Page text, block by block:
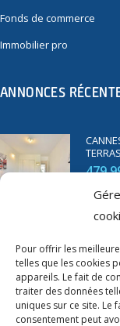
Pour offrir les
telles que les cookies
appareils. Le fait de
traiter des données
uniques sur ce site. Le
consentement peut
Fonds de commerce
Immobilier pro
ANNONCES
479
350